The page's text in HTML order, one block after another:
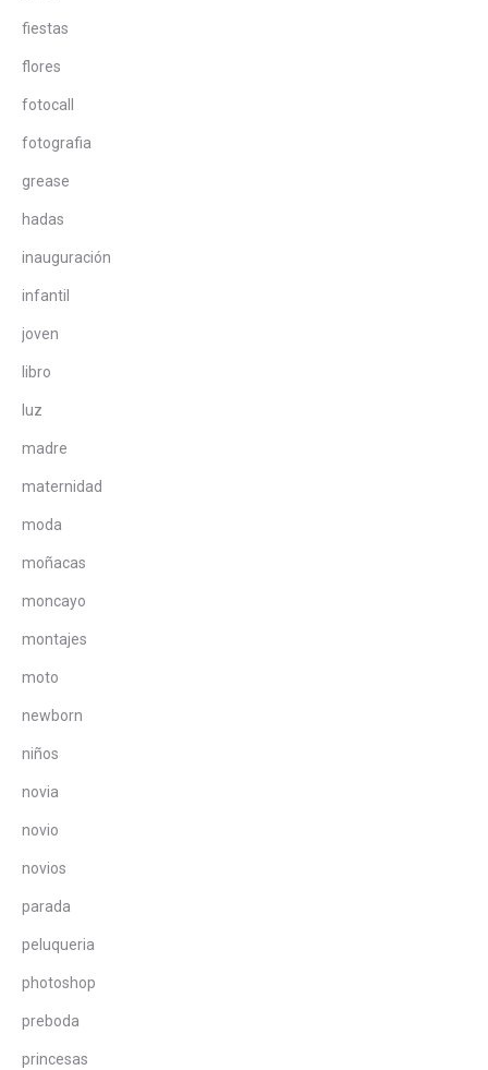
fiestas
flores
fotocall
fotografia
grease
hadas
inauguración
infantil
joven
libro
luz
madre
maternidad
moda
moñacas
moncayo
montajes
moto
newborn
niños
novia
novio
novios
parada
peluqueria
photoshop
preboda
princesas